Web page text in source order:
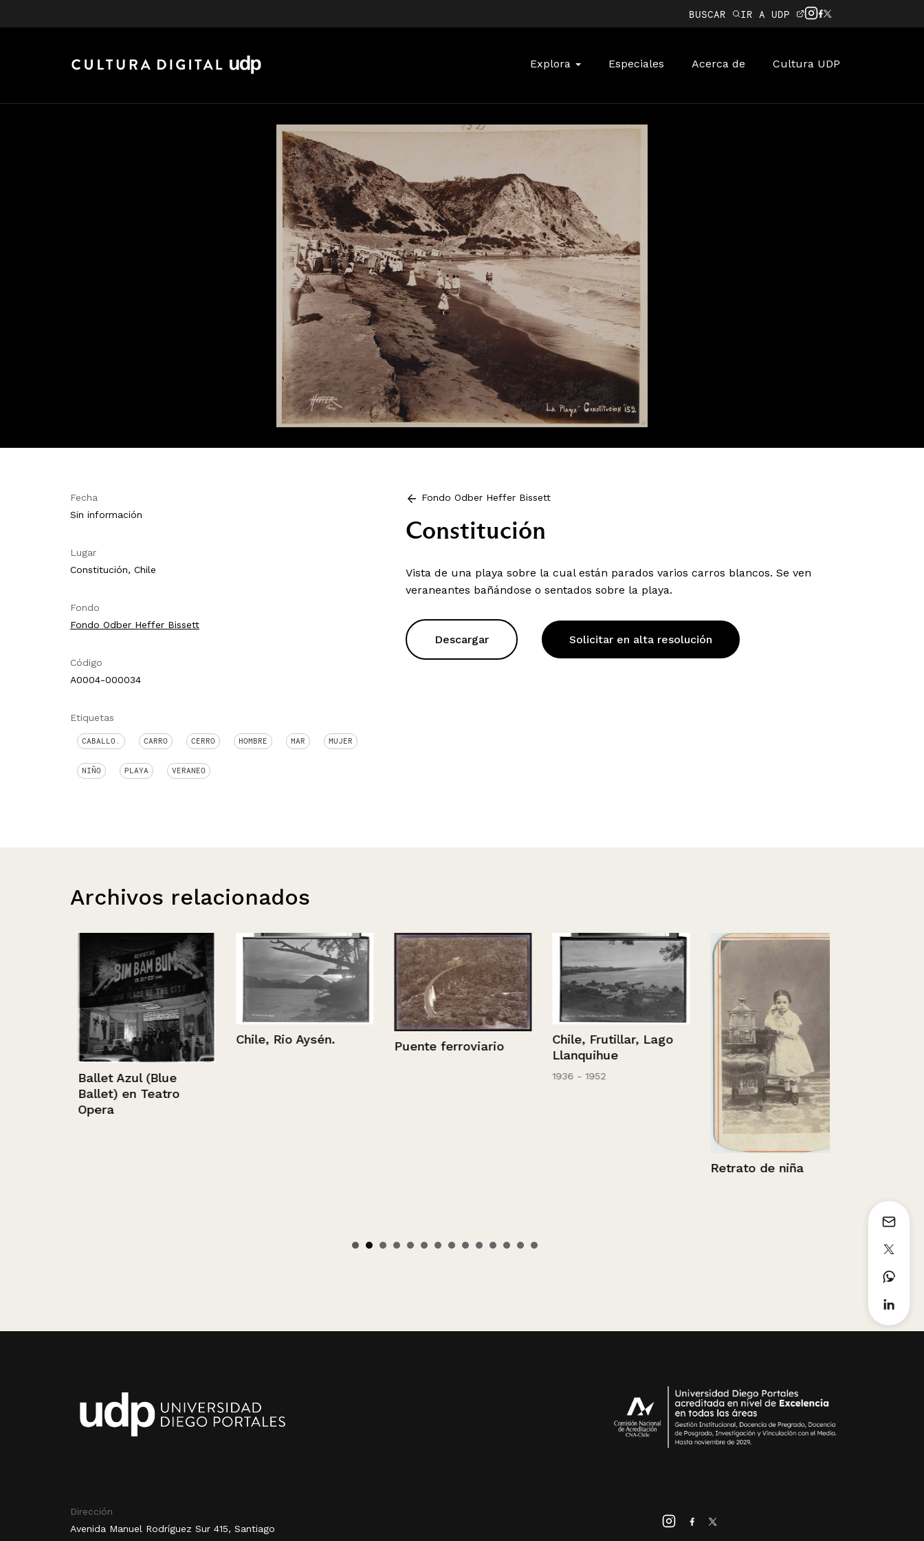
BUSCAR IR A UDP
Explora Especiales Acerca de Cultura UDP
Fecha
Sin información
Lugar
Constitución, Chile
Fondo
Fondo Odber Heffer Bissett
Código
A0004-000034
Etiquetas
CABALLO. CARRO CERRO HOMBRE MAR MUJER
NIÑO PLAYA VERANEO
Fondo Odber Heffer Bissett
Constitución
Vista de una playa sobre la cual están parados varios carros blancos. Se ven
veraneantes bañándose o sentados sobre la playa.
Descargar Solicitar en alta resolución
Archivos relacionados
Ballet Azul (Blue
Ballet) en Teatro
Opera
Chile, Rio Aysén. Puente ferroviario
Chile, Frutillar, Lago
Llanquihue
1936 - 1952
Retrato de niña
Dirección
Avenida Manuel Rodríguez Sur 415, Santiago